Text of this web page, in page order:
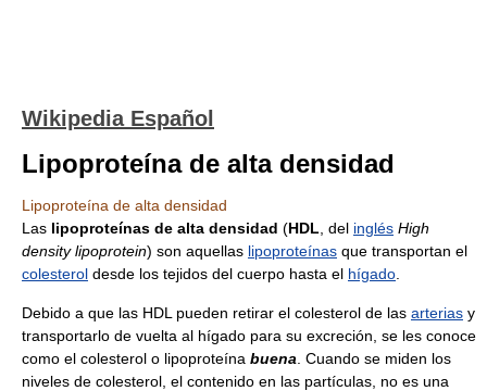
Wikipedia Español
Lipoproteína de alta densidad
Lipoproteína de alta densidad
Las lipoproteínas de alta densidad (HDL , del inglés High
density lipoprotein) son aquellas lipoproteínas que transportan el
colesterol desde los tejidos del cuerpo hasta el hígado
Debido a que las HDL pueden retirar el colesterol de las arterias y
transportarlo de vuelta al hígado para su excreción, se les conoce
como el colesterol o lipoproteína buena . Cuando se miden los
niveles de colesterol, el contenido en las partículas, no es una